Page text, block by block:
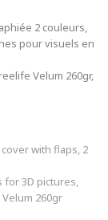
2 couleurs,
pour visuels en
Velum 260gr,
with flaps, 2
for 3D pictures,
260gr